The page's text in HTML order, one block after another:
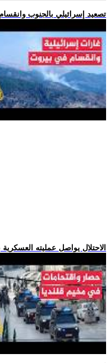
.. تصعيد إسرائيلي بالجنوب
.. الاحتلال يواصل عمليته